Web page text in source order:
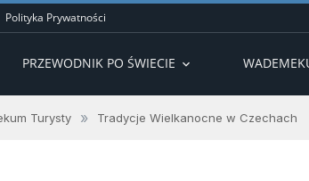
Polityka Prywatności
PRZEWODNIK PO ŚWIECIE expand_more
Turysty » Tradycje Wielkanocne w Czechach